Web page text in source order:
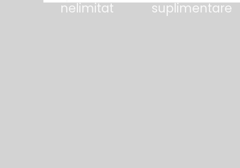
nelimitat
suplimentare